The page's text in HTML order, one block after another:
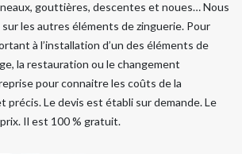
gouttières, descentes et noues… Nous
les autres éléments de zinguerie. Pour
à l’installation d’un des éléments de
la restauration ou le changement
pour connaitre les coûts de la
précis. Le devis est établi sur demande. Le
Il est 100 % gratuit.